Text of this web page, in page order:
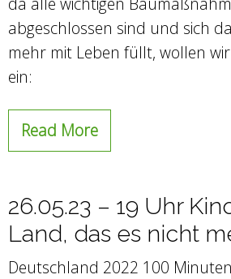
abgeschlossen sind und sich
mehr mit Leben füllt, wollen
ein:
Read More
26.05.23 – 19 Uhr
Land, das es nicht
Deutschland 2022 100